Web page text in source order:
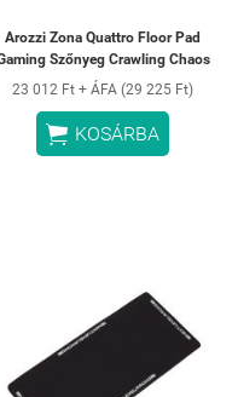
Arozzi Zona Quattro Floor Pad
Szőnyeg Crawling Chaos
23 012 Ft + ÁFA (29 225 Ft)
 KOSÁRBA